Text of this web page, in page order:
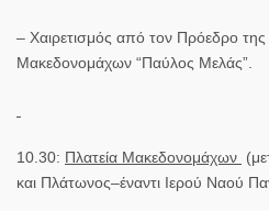
– Χαιρετισμός από τον Πρόεδρο
Μακεδονομάχων “Παύλος Μελάς”.
10.30: Πλατεία Μακεδονομάχων
και Πλάτωνος–έναντι Ιερού Ναού